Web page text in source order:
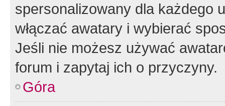
spersonalizowany dla każdego
włączać awatary i wybierać
Jeśli nie możesz używać
forum i zapytaj ich o przyczyny.
Góra